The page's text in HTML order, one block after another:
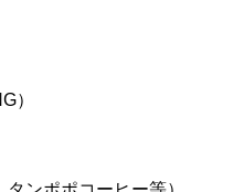
）